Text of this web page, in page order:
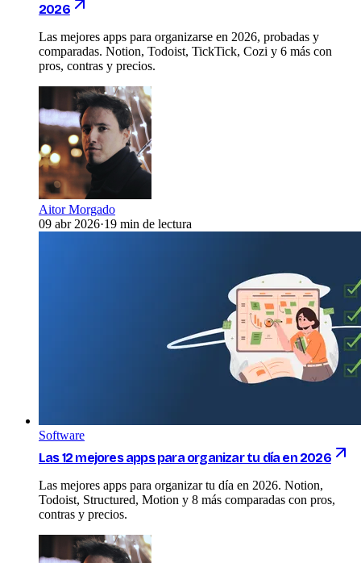
2026
Las mejores apps para organizarse en 2026, probadas y
comparadas. Notion, Todoist, TickTick, Cozi y 6 más con
pros, contras y precios.
Aitor Morgado
09 abr 2026·19 min de lectura
Software
Las 12 mejores apps para organizar tu día en 2026
Las mejores apps para organizar tu día en 2026. Notion,
Todoist, Structured, Motion y 8 más comparadas con pros,
contras y precios.